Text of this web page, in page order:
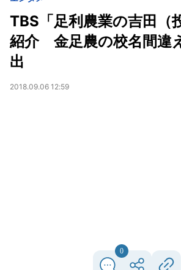
TBS「足利農業の吉田（
紹介 金足農の校名間違
出
2018.09.06 12:59
0